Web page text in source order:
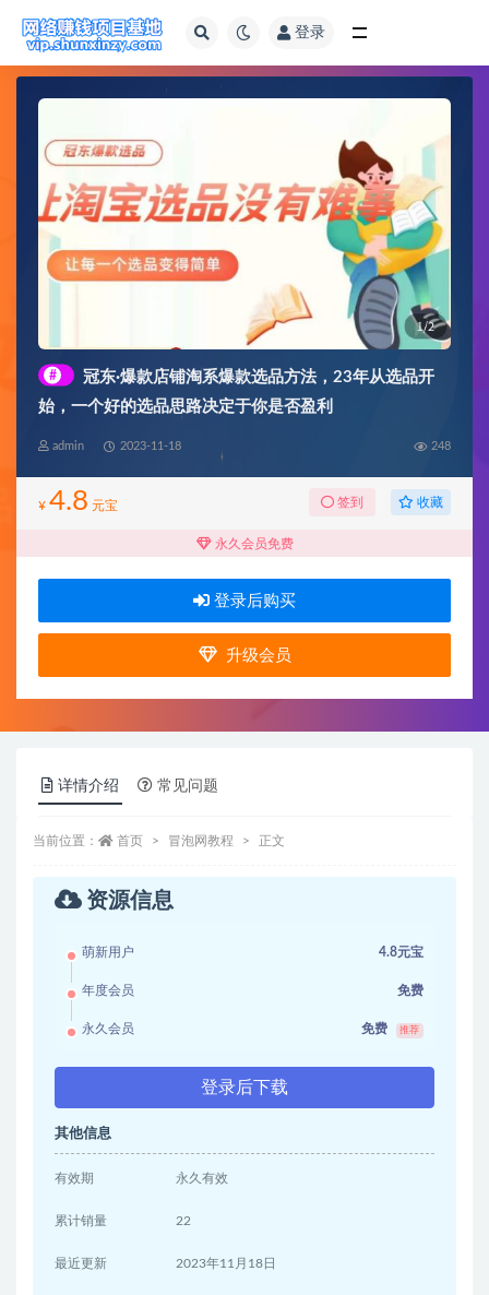
登录
#
冠东·爆款店铺淘系爆款选品方法，​23年从选品开
始，一个好的选品思路决定于你是否盈利
admin 2023-11-18 248
¥ 4.8 元宝 签到 收藏
永久会员免费
登录后购买
升级会员
详情介绍 常见问题
当前位置： 首页 冒泡网教程 正文
资源信息
萌新用户 4.8元宝
年度会员 免费
永久会员 免费 推荐
登录后下载
其他信息
有效期 永久有效
累计销量 22
最近更新 2023年11月18日